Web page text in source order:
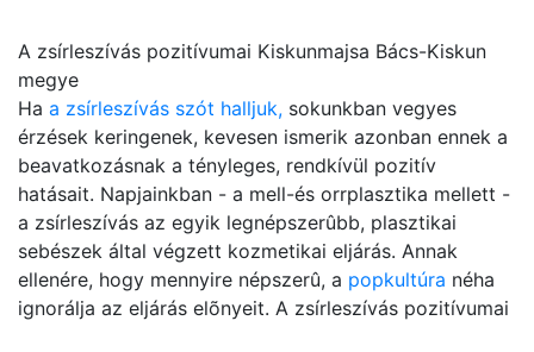
A zsírleszívás pozitívumai Kiskunmajsa Bács-Kiskun
megye
Ha a zsírleszívás szót halljuk, sokunkban vegyes
érzések keringenek, kevesen ismerik azonban ennek a
beavatkozásnak a tényleges, rendkívül pozitív
hatásait. Napjainkban - a mell-és orrplasztika mellett -
a zsírleszívás az egyik legnépszerûbb, plasztikai
sebészek által végzett kozmetikai eljárás. Annak
ellenére, hogy mennyire népszerû, a popkultúra néha
ignorálja az eljárás elõnyeit. A zsírleszívás pozitívumai